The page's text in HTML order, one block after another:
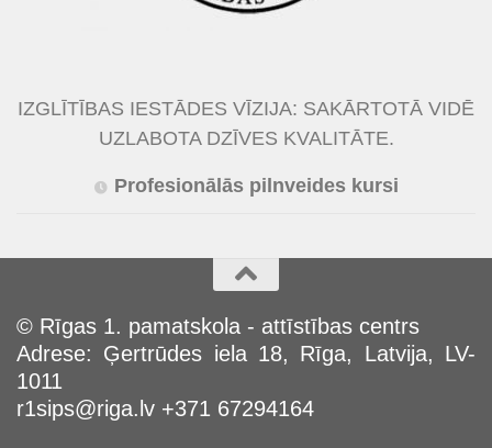
IZGLĪTĪBAS IESTĀDES VĪZIJA: SAKĀRTOTĀ VIDĒ
UZLABOTA DZĪVES KVALITĀTE.
Profesionālās pilnveides kursi
© Rīgas 1. pamatskola - attīstības centrs
Adrese: Ģertrūdes iela 18, Rīga, Latvija, LV-
1011
r1sips@riga.lv +371 67294164